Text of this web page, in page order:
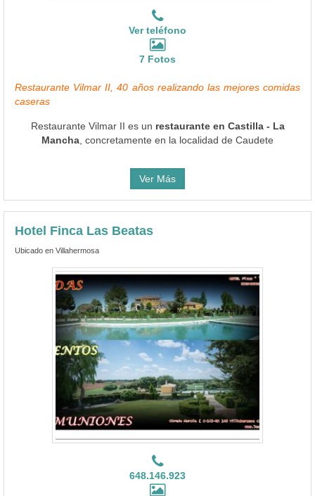
Ver teléfono
7 Fotos
Restaurante Vilmar II, 40 años realizando las mejores comidas
caseras
Restaurante Vilmar II es un restaurante en Castilla - La
Mancha , concretamente en la localidad de Caudete
Ver Más
Hotel Finca Las Beatas
Ubicado en Villahermosa
648.146.923